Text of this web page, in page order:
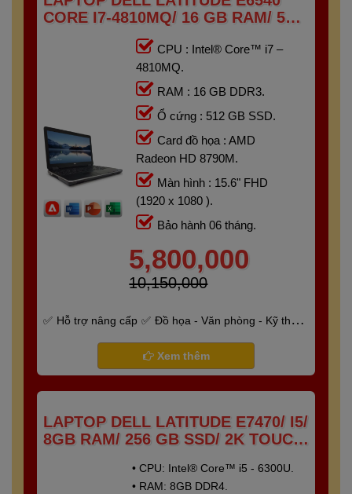
CORE I7-4810MQ/ 16 GB RAM/ 512
GB SSD/ AMD RADEON HD 8790M/
CPU : Intel® Core™ i7 –
4810MQ.
RAM : 16 GB DDR3.
Ổ cứng : 512 GB SSD.
Card đồ họa : AMD
Radeon HD 8790M.
Màn hình : 15.6" FHD
(1920 x 1080 ).
Bảo hành 06 tháng.
5,800,000
10,150,000
Hỗ trợ nâng cấp
Đồ họa - Văn phòng - Kỹ thuật
Xem thêm
LAPTOP DELL LATITUDE E7470/ I5/
8GB RAM/ 256 GB SSD/ 2K TOUCH
• CPU: Intel® Core™ i5 - 6300U.
• RAM: 8GB DDR4.